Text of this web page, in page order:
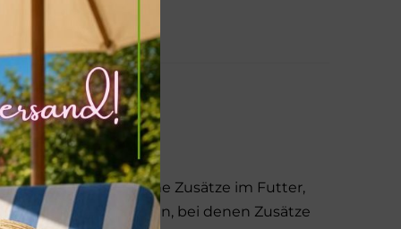
Es sind bewusst keine Zusätze im Futter,
für Auschlußdiäten, bei denen Zusätze